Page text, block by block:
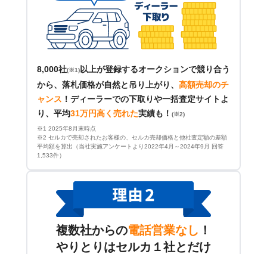
8,000社(※1) 以上が登録するオークションで競り合う
から、落札価格が自然と吊り上がり、 高額売却のチ
ャンス ！ ディーラーでの下取りや一括査定サイトよ
り、平均31万円高く売れた実績も！ (※2)
※1 2025年8月末時点
※2 セルカで売却されたお客様の、セルカ売却価格と他社査定額の差額
平均額を算出（当社実施アンケートより2022年4月～2024年9月 回答
1,533件）
複数社からの電話営業なし ！
やりとりはセルカ１社とだけ